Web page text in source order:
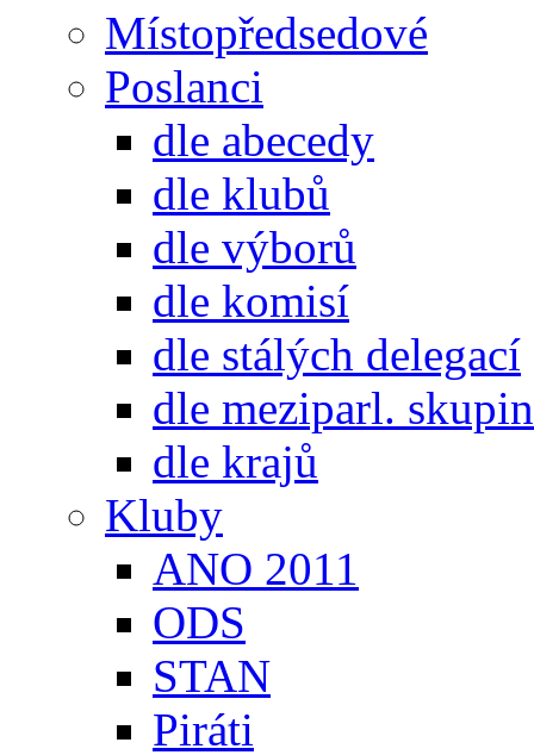
Místopředsedové
Poslanci
dle abecedy
dle klubů
dle výborů
dle komisí
dle stálých delegací
dle meziparl. skupin
dle krajů
Kluby
ANO 2011
ODS
STAN
Piráti